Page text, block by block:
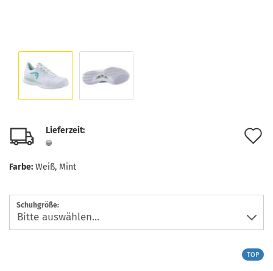
Lieferzeit:
Farbe: Weiß, Mint
Schuhgröße:
TOP